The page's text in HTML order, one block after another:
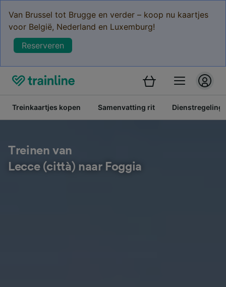
Van Brussel tot Brugge en verder – koop nu kaartjes
voor België, Nederland en Luxemburg!
Reserveren
Treinkaartjes kopen Samenvatting rit Dienstregeling
Treinen van
Lecce (città) naar Foggia